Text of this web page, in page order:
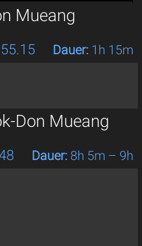
Mueang
Dauer:1h 15m
Don Mueang
Dauer:8h 5m – 9h